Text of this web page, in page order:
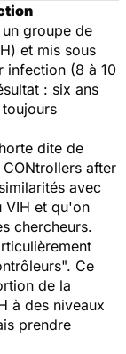
groupe de
et mis sous
infection (8 à 10
: six ans
dite de
after
avec
VIH et qu'on
chercheurs.
Ce
de la
à des niveaux
prendre